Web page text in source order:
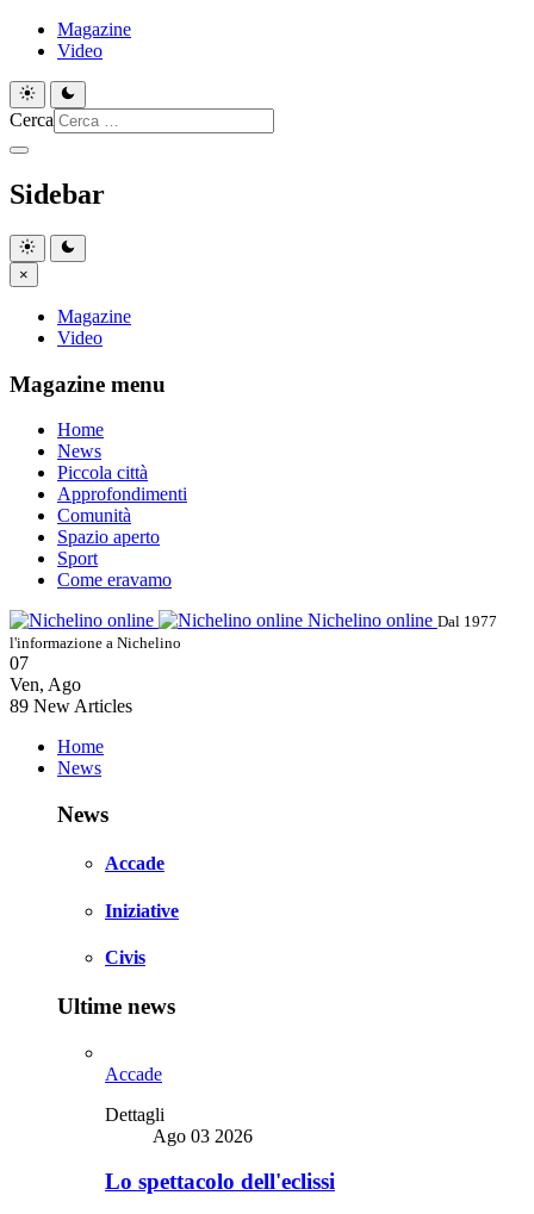
Magazine
Video
Cerca
Sidebar
×
Magazine
Video
Magazine menu
Home
News
Piccola città
Approfondimenti
Comunità
Spazio aperto
Sport
Come eravamo
Nichelino online Dal 1977
l'informazione a Nichelino
07
Ven, Ago
89 New Articles
Home
News
News
Accade
Iniziative
Civis
Ultime news
Accade
Dettagli
Ago 03 2026
Lo spettacolo dell'eclissi